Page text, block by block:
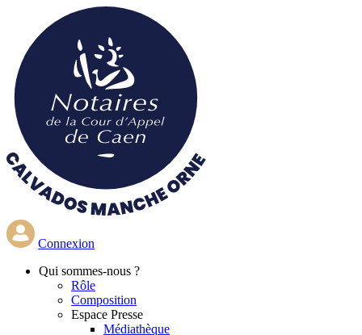
contenu
principal
Connexion
Qui sommes-nous ?
Rôle
Composition
Espace Presse
Médiathèque